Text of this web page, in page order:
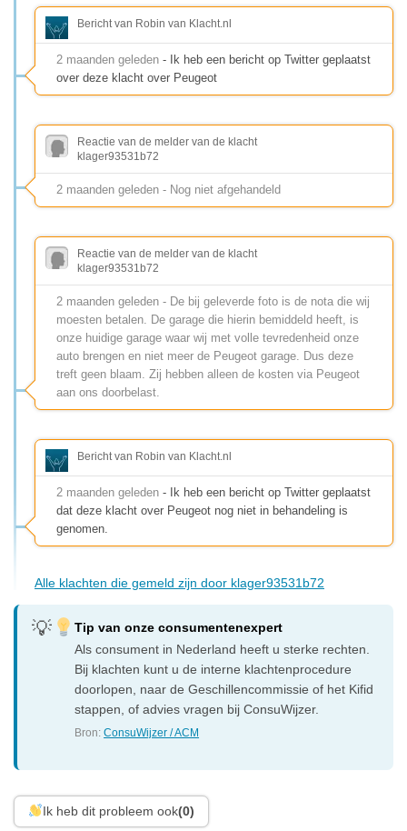
Bericht van Robin van Klacht.nl
2 maanden geleden - Ik heb een bericht op Twitter geplaatst
over deze klacht over Peugeot
Reactie van de melder van de klacht
klager93531b72
2 maanden geleden - Nog niet afgehandeld
Reactie van de melder van de klacht
klager93531b72
2 maanden geleden - De bij geleverde foto is de nota die wij
moesten betalen. De garage die hierin bemiddeld heeft, is
onze huidige garage waar wij met volle tevredenheid onze
auto brengen en niet meer de Peugeot garage. Dus deze
treft geen blaam. Zij hebben alleen de kosten via Peugeot
aan ons doorbelast.
Bericht van Robin van Klacht.nl
2 maanden geleden - Ik heb een bericht op Twitter geplaatst
dat deze klacht over Peugeot nog niet in behandeling is
genomen.
Alle klachten die gemeld zijn door klager93531b72
Tip van onze consumentenexpert
Als consument in Nederland heeft u sterke rechten.
Bij klachten kunt u de interne klachtenprocedure
doorlopen, naar de Geschillencommissie of het Kifid
stappen, of advies vragen bij ConsuWijzer.
Bron:ConsuWijzer / ACM
Ik heb dit probleem ook(0)